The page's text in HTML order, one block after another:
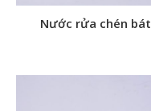
Nước rửa chén bát